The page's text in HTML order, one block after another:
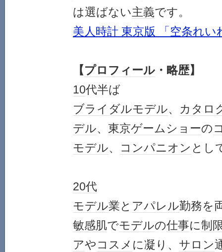
は選ばない主義です。
美人時計 東京版 「空条れい
【プロフィール ・略歴】
10代半ば
ブライダルモデル、
カタロ
デル、 東京ゲームショーの
モデル、 コンパニオン とし
20代
モデル業と アパレル勤務を
敏感肌でモデルの仕事に制
アやコスメ に凝り、 サロン